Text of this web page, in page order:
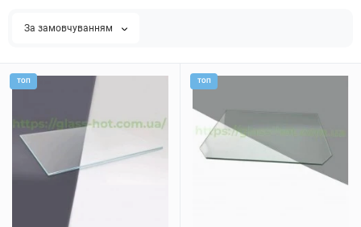
За замовчуванням
ТОП ТОП